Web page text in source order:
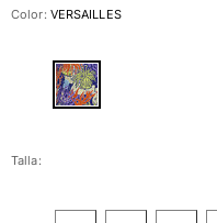
Tallas grandes
Ver todo Mujer
Color: VERSAILLES
Talla: